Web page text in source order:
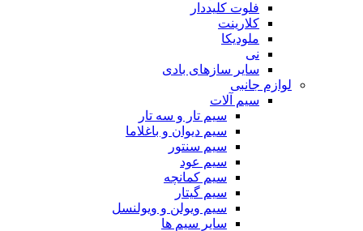
فلوت کلیددار
کلارینت
ملودیکا
نی
سایر سازهای بادی
لوازم جانبی
سیم آلات
سیم تار و سه تار
سیم دیوان و باغلاما
سیم سنتور
سیم عود
سیم کمانچه
سیم گیتار
سیم ویولن و ویولنسل
سایر سیم ها